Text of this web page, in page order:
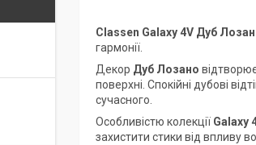
Classen Galaxy 4V Дуб
гармонії.
Декор Дуб Лозано
поверхні. Спокійні дубові
сучасного.
Особливістю колекції Galaxy
захистити стики від впливу